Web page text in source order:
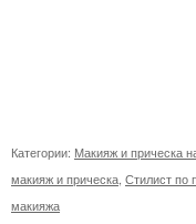
Категории: Макияж и прическа
макияж и прическа Стилист по
макияжа